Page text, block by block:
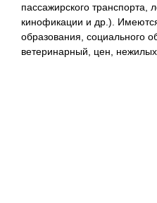
пассажирского транспорта,
кинофикации и др.).
образования, социального
ветеринарный, цен,